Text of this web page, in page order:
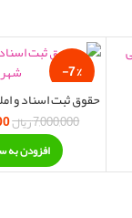
-7%
حقوق ثبت اسناد و
7,000,000ریال
افزودن به